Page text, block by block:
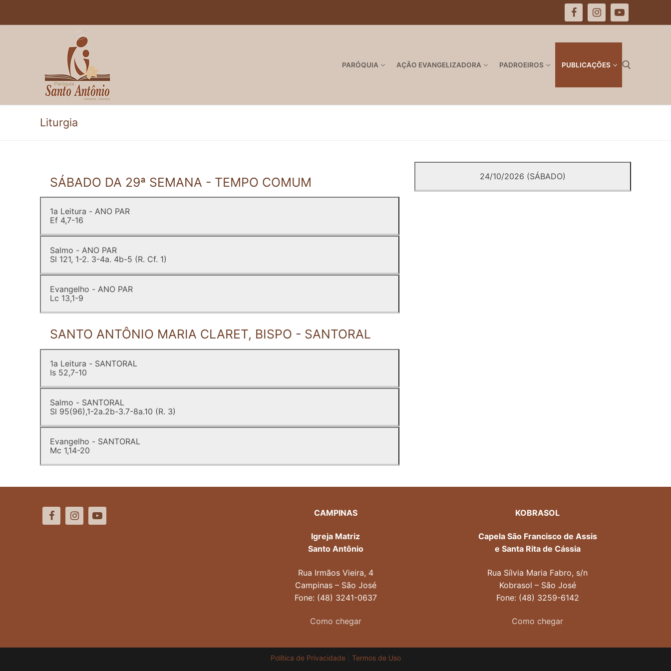
PARÓQUIA AÇÃO EVANGELIZADORA PADROEIROS PUBLICAÇÕES
Pesquisar por:
Liturgia
SÁBADO DA 29ª SEMANA - TEMPO COMUM
1a Leitura - ANO PAR
Ef 4,7-16
Salmo - ANO PAR
Sl 121, 1-2. 3-4a. 4b-5 (R. Cf. 1)
Evangelho - ANO PAR
Lc 13,1-9
SANTO ANTÔNIO MARIA CLARET, BISPO - SANTORAL
1a Leitura - SANTORAL
Is 52,7-10
Salmo - SANTORAL
Sl 95(96),1-2a.2b-3.7-8a.10 (R. 3)
Evangelho - SANTORAL
Mc 1,14-20
24/10/2026 (SÁBADO)
CAMPINAS
Igreja Matriz
Santo Antônio
Rua Irmãos Vieira, 4
Campinas – São José
Fone: (48) 3241-0637
Como chegar
KOBRASOL
Capela São Francisco de Assis
e Santa Rita de Cássia
Rua Sílvia Maria Fabro, s/n
Kobrasol – São José
Fone: (48) 3259-6142
Como chegar
Política de Privacidade| Termos de Uso